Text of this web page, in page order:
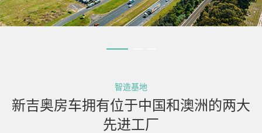
智造基地
新吉奥房车拥有位于中国和澳洲的两大
先进工厂